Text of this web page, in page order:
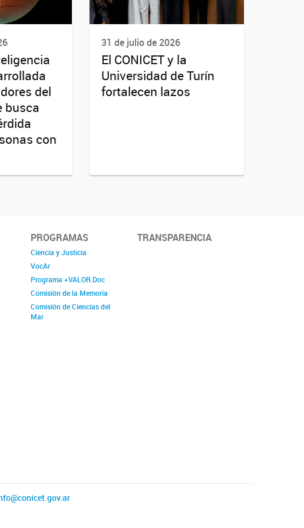
del
busca
con
31 de julio de 2026
El CONICET y la
Universidad de Turín
fortalecen lazos
PROGRAMAS
Ciencia y Justicia
VocAr
Programa +VALOR.Doc
Comisión de la Memoria
Comisión de Ciencias del
Mar
TRANSPARENCIA